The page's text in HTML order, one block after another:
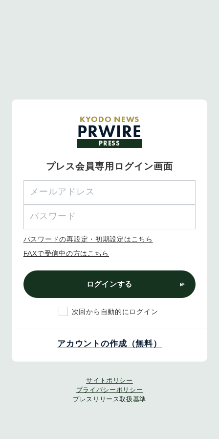
KYODO NEWS
PRWIRE
PRESS
プレス会員専用ログイン画面
パスワードの再設定・初期設定はこちら
FAXで受信中の方はこちら
ログインする
次回から自動的にログイン
アカウントの作成（無料）
サイトポリシー
プライバシーポリシー
プレスリリース取扱基準